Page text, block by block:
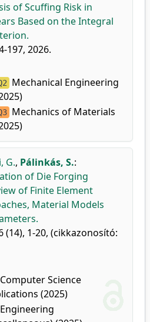
of Scuffing Risk in
Based on the Integral
197, 2026.
Mechanical Engineering
Mechanics of Materials
G., Pálinkás, S.:
of Die Forging
of Finite Element
Material Models
(14), 1-20, (cikkazonosító:
Science
(2025)